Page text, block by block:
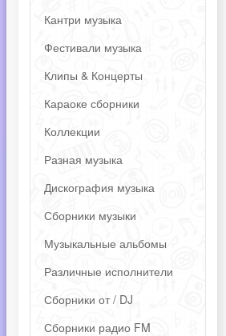
Кантри музыка
Фестивали музыка
Клипы & Концерты
Караоке сборники
Коллекции
Разная музыка
Дискография музыка
Сборники музыки
Музыкальные альбомы
Различные исполнители
Сборники от / DJ
Сборники радио FM